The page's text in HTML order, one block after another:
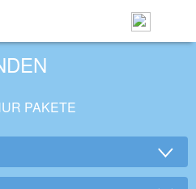
PAKETE